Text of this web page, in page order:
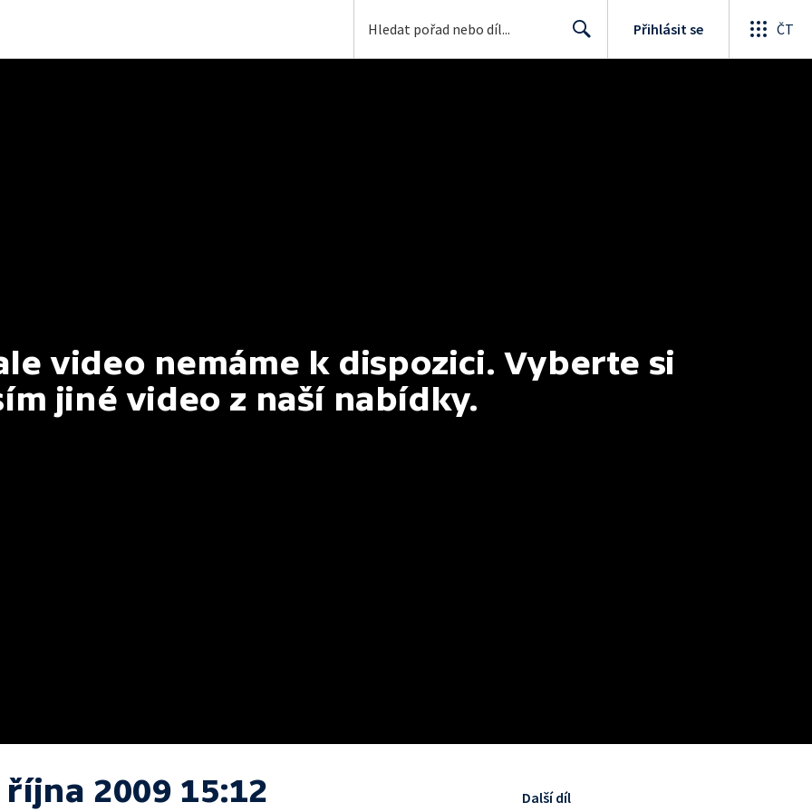
Přihlásit se ČT
video nemáme k dispozici. Vyberte si
jiné video z naší nabídky.
října 2009 15:12 Další díl